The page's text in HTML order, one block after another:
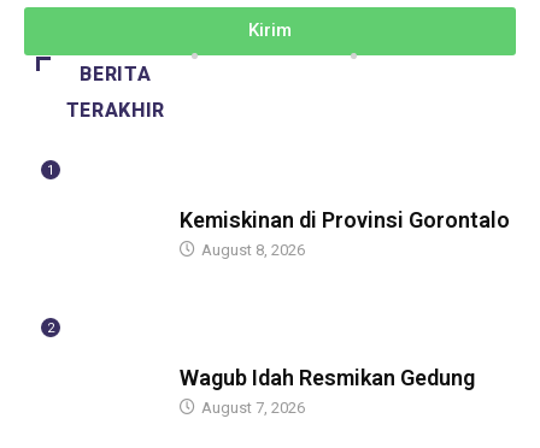
Kirim
BERITA
TERAKHIR
1
Kemiskinan di Provinsi Gorontalo
August 8, 2026
2
Wagub Idah Resmikan Gedung
August 7, 2026